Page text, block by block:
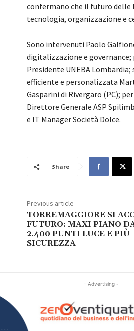
confermano che il futuro delle
tecnologia, organizzazione e
Sono intervenuti Paolo
digitalizzazione e governance;
Presidente UNEBA
efficiente e personalizzata
Gasparini di Rivergaro (PC);
Direttore Generale ASP
e IT Manager Società Dolce.
Share
Previous article
TORREMAGGIORE SI
FUTURO: MAXI PIANO
2.400 PUNTI LUCE E PIÙ
SICUREZZA
- Advertising -